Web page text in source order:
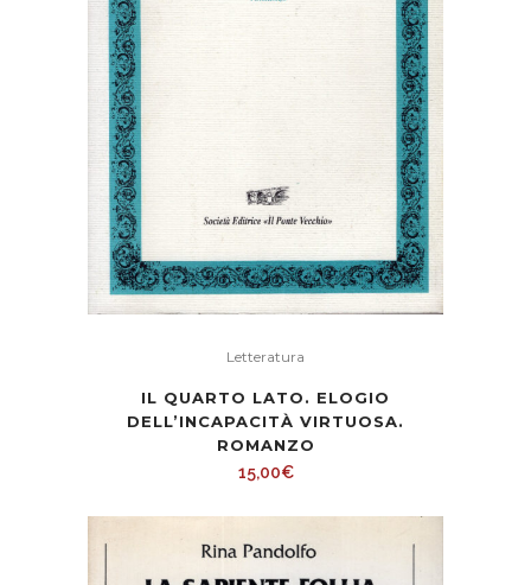
Letteratura
IL QUARTO LATO. ELOGIO
DELL’INCAPACITÀ VIRTUOSA.
ROMANZO
15,00€